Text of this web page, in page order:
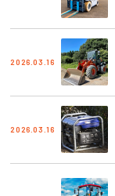
2026.03.16
2026.03.16